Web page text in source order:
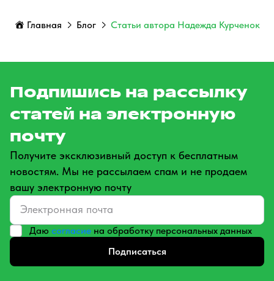
Главная Блог Статьи автора Надежда Курченок
Подпишись на рассылку
статей на электронную
почту
Получите эксклюзивный доступ к бесплатным
новостям. Мы не рассылаем спам и не продаем
вашу электронную почту
Даю согласие на обработку персональных данных
Подписаться